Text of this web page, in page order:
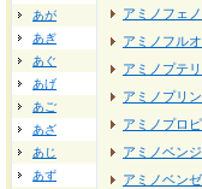
あが
あぎ
あぐ
あげ
あご
あざ
あじ
あず
アミノフェ
アミノフル
アミノプテ
アミノプリン
アミノプロ
アミノベン
アミノベン